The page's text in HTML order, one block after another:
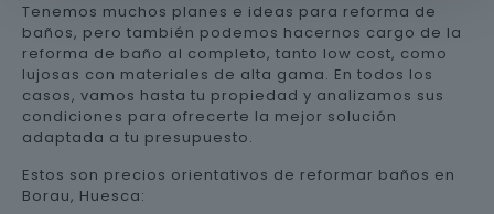
Tenemos muchos planes e ideas para reforma de
baños, pero también podemos hacernos cargo de la
reforma de baño al completo, tanto low cost, como
lujosas con materiales de alta gama. En todos los
casos, vamos hasta tu propiedad y analizamos sus
condiciones para ofrecerte la mejor solución
adaptada a tu presupuesto.
Estos son precios orientativos de reformar baños en
Borau, Huesca: